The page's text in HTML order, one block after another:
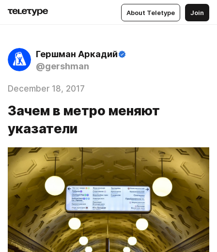
About Teletype Join
Гершман Аркадий
@gershman
December 18, 2017
Зачем в метро меняют
указатели